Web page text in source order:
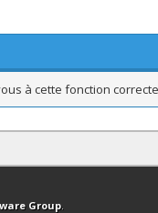
à cette fonction
Version bas-débit
Group.